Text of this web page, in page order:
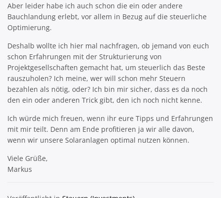
Aber leider habe ich auch schon die ein oder andere
Bauchlandung erlebt, vor allem in Bezug auf die steuerliche
Optimierung.
Deshalb wollte ich hier mal nachfragen, ob jemand von euch
schon Erfahrungen mit der Strukturierung von
Projektgesellschaften gemacht hat, um steuerlich das Beste
rauszuholen? Ich meine, wer will schon mehr Steuern
bezahlen als nötig, oder? Ich bin mir sicher, dass es da noch
den ein oder anderen Trick gibt, den ich noch nicht kenne.
Ich würde mich freuen, wenn ihr eure Tipps und Erfahrungen
mit mir teilt. Denn am Ende profitieren ja wir alle davon,
wenn wir unsere Solaranlagen optimal nutzen können.
Viele Grüße,
Markus